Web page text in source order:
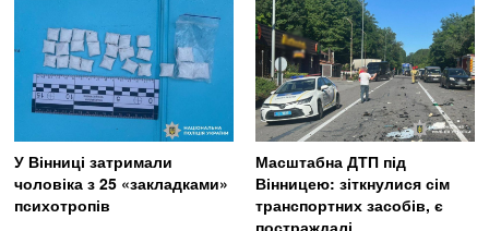
У Вінниці затримали
чоловіка з 25 «закладками»
психотропів
Масштабна ДТП під
Вінницею: зіткнулися сім
транспортних засобів, є